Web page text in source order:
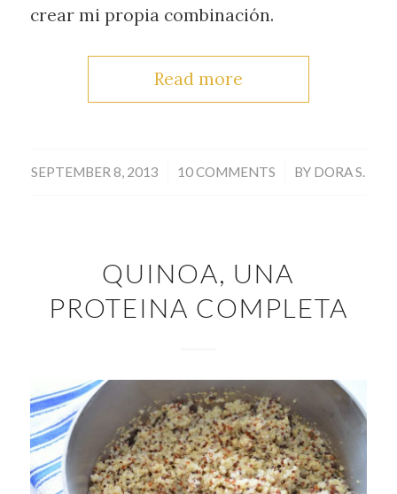
crear mi propia combinación.
Read more
SEPTEMBER 8, 2013
/ 10 COMMENTS
/ BY DORA S.
QUINOA, UNA
PROTEINA COMPLETA